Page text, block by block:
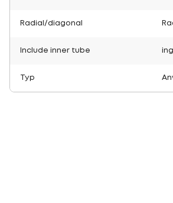
Radial/diagonal
Include inner tube
Typ